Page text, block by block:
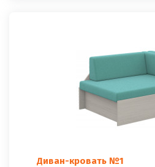
Диван-кровать №1